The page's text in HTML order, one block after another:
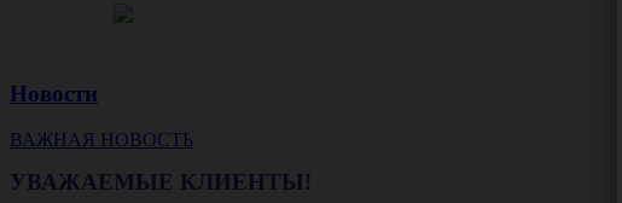
Новости
ВАЖНАЯ НОВОСТЬ
УВАЖАЕМЫЕ КЛИЕНТЫ!